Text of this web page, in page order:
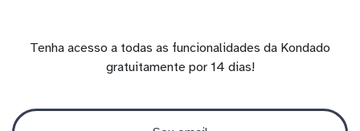
Tenha acesso a todas as funcionalidades da Kondado
gratuitamente por 14 dias!